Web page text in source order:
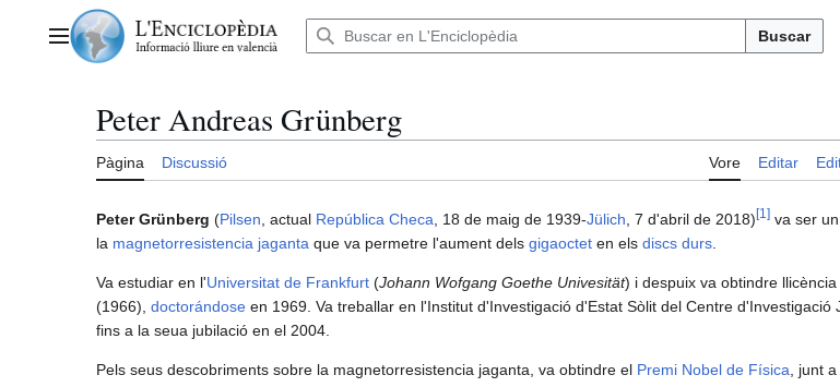
contingutMenú principal Buscar
Peter Andreas Grünberg
Pàgina Discussió Vore Editar
Peter Grünberg (Pilsen , actual República Checa , 18 de maig de 1939-Jülich , 7 d'abril de 2018) [1 ] va ser un
la magnetorresistencia jaganta que va permetre l'aument dels gigaoctet en els discs durs
Va estudiar en l'Universitat de Frankfurt (Johann Wofgang Goethe Univesität) i despuix va obtindre llicència
(1966), doctorándose en 1969. Va treballar en l'Institut d'Investigació d'Estat Sòlit del Centre d'Investigació
fins a la seua jubilació en el 2004.
Pels seus descobriments sobre la magnetorresistencia jaganta, va obtindre el Premi Nobel de Física , junt a